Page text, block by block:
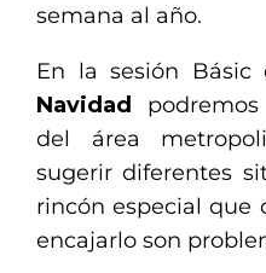
semana al año.
En la sesión Básic
Navidad
del área
sugerir diferentes
rincón especial que
encajarlo son